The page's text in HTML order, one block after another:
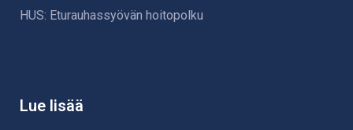
HUS: Eturauhassyövän hoitopolku
Lue lisää